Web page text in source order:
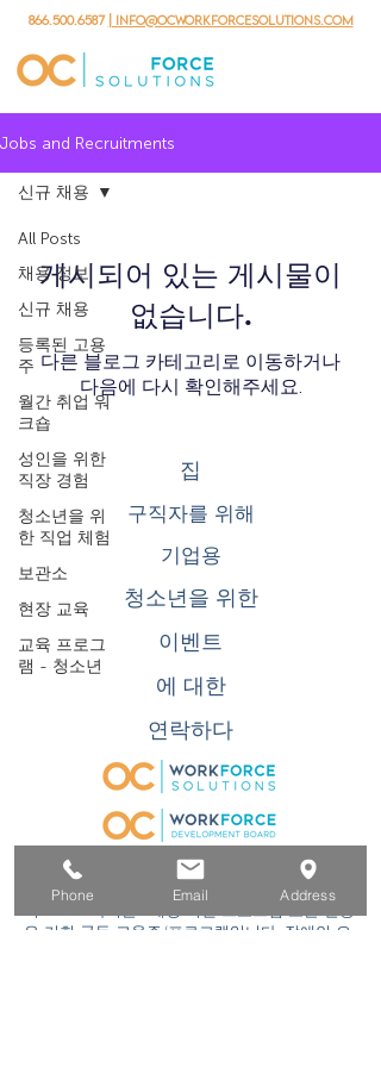
866.500.6587 | info@ocworkforcesolutions.com
Jobs and Recruitments
All Posts
채용 정보
신규 채용
등록된 고용
주
월간 취업 워
크숍
성인을 위한
직장 경험
청소년을 위
한 직업 체험
보관소
현장 교육
교육 프로그
램 - 청소년
신규 채용
게시되어 있는 게시물이
없습니다.
다른 블로그 카테고리로 이동하거나
다음에 다시 확인해주세요.
집
구직자를 위해
기업용
청소년을 위한
이벤트
에 대한
연락하다
은 기회 균등 고용주/프로그램입니다. 장애인 요
Phone Email Address